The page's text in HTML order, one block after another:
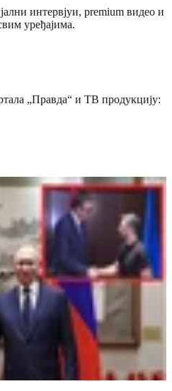
интервјуи, premium видео и
уређајима.
„Правда“ и ТВ продукцију: